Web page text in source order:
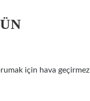
için hava geçirmez